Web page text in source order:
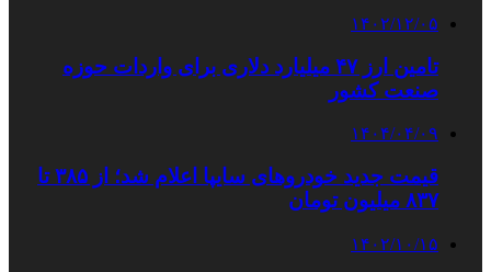
۱۴۰۲/۱۲/۰۵
تامین ارز ۴۷ میلیارد دلاری برای واردات حوزه
صنعت کشور
۱۴۰۴/۰۴/۰۹
قیمت جدید خودروهای سایپا اعلام شد؛ از ۳۸۵ تا
۸۳۷ میلیون تومان
۱۴۰۲/۱۰/۱۵